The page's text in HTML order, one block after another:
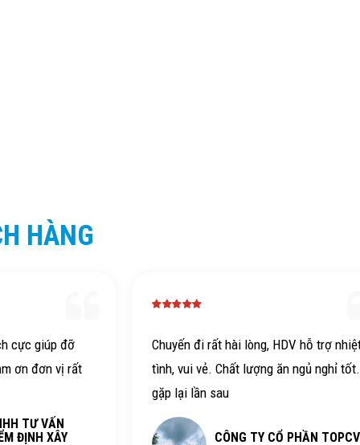
HÀNG
cực giúp đỡ
ơn đơn vị rất
TƯ VẤN
ĐỊNH XÂY
Chuyến đi rất hài lòng, HDV hỗ trợ
tình, vui vẻ. Chất lượng ăn ngủ nghỉ
gặp lại lần sau
CÔNG TY CỔ PHẦN TOPCV